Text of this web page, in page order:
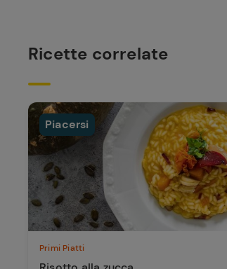
Ricette correlate
Piacersi
Primi Piatti